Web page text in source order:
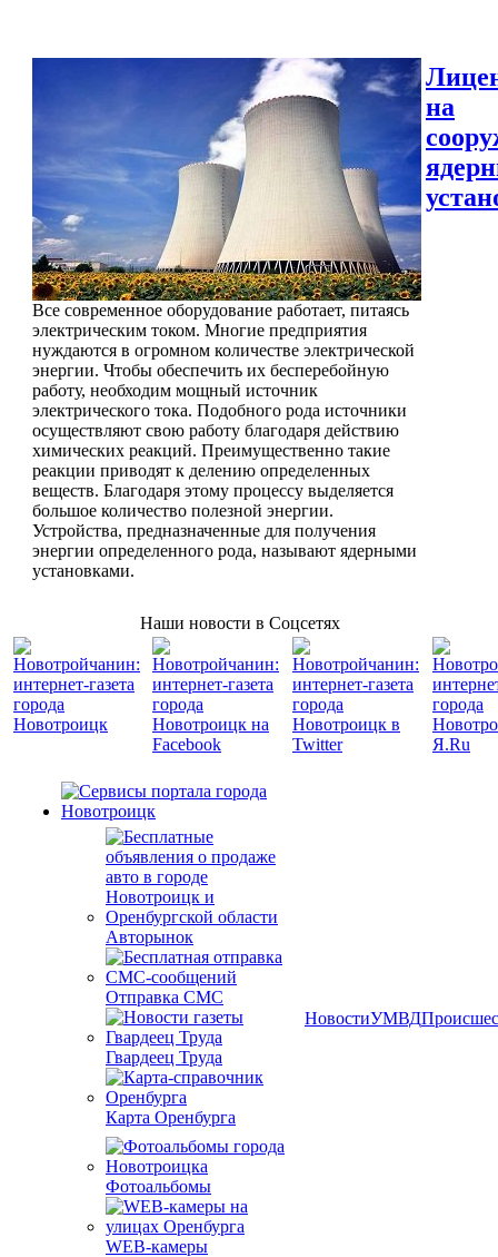
Все современное оборудование работает, питаясь
электрическим током. Многие предприятия
нуждаются в огромном количестве электрической
энергии. Чтобы обеспечить их бесперебойную
работу, необходим мощный источник
электрического тока. Подобного рода источники
осуществляют свою работу благодаря действию
химических реакций. Преимущественно такие
реакции приводят к делению определенных
веществ. Благодаря этому процессу выделяется
большое количество полезной энергии.
Устройства, предназначенные для получения
энергии определенного рода, называют ядерными
установками.
на
Наши новости в Соцсетях
Авторынок
Отправка СМС
Гвардеец Труда
Карта Оренбурга
Фотоальбомы
WEB-камеры
НовостиУМВД